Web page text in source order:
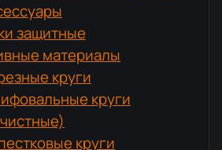
защитные
материалы
круги
круги
круги